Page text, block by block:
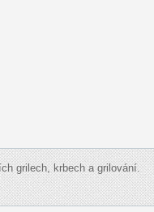
grilech, krbech a grilování.